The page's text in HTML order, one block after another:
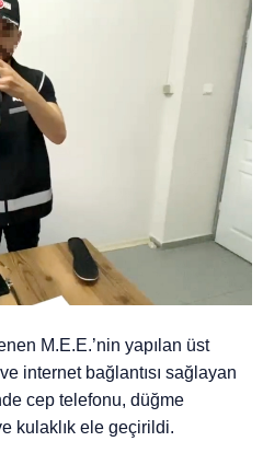
M.E.E.’nin yapılan üst
internet bağlantısı sağlayan
cep telefonu, düğme
kulaklık ele geçirildi.